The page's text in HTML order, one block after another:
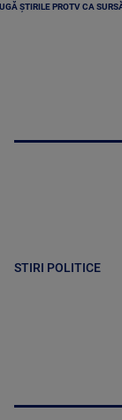
ȘTIRILE PROTV CA
STIRI POLITICE